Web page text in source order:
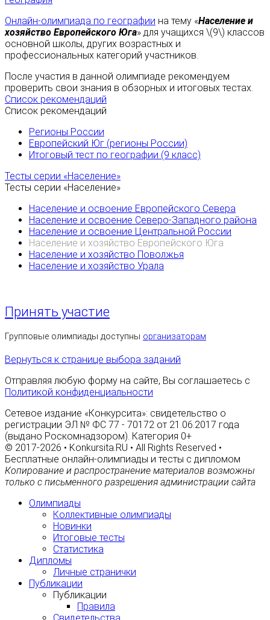
Онлайн-олимпиада по географии на тему «Население и
хозяйство Европейского Юга» для учащихся \(9\) классов
основной школы, других возрастных и
профессиональных категорий участников.
После участия в данной олимпиаде рекомендуем
проверить свои знания в обзорных и итоговых тестах.
Список рекомендаций
Список рекомендаций
Регионы России
Европейский Юг (регионы России)
Итоговый тест по географии (9 класс)
Тесты серии «Население»
Тесты серии «Население»
Население и освоение Европейского Севера
Население и освоение Северо-Западного района
Население и освоение Центральной России
Население и хозяйство Европейского Юга
Население и хозяйство Поволжья
Население и хозяйство Урала
Принять участие
Групповые олимпиады доступны организаторам
Вернуться к странице выбора заданий
Отправляя любую форму на сайте, Вы соглашаетесь с
Политикой конфиденциальности
Сетевое издание «Конкурсита»: свидетельство о
регистрации ЭЛ № ФС 77 - 70172 от 21.06.2017 года
(выдано Роскомнадзором). Категория 0+
© 2017-2026 • Konkursita.RU • All Rights Reserved •
Бесплатные онлайн-олимпиады и тесты с дипломом
Копирование и распространение материалов возможны
только с письменного разрешения администрации сайта
Олимпиады
Коллективные олимпиады
Новинки
Итоговые тесты
Статистика
Дипломы
Личные странички
Публикации
Публикации
Правила